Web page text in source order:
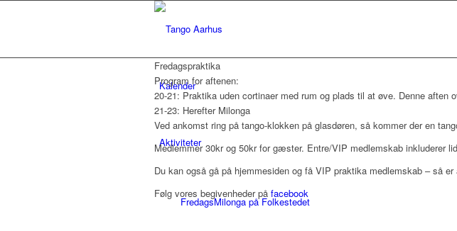
Kalender
Aktiviteter
FredagsMilonga på Folkestedet
Fredagspraktika
Program for aftenen:
20-21: Praktika uden cortinaer med rum og plads til at øve. Denne aften
21-23: Herefter Milonga
Ved ankomst ring på tango-klokken på glasdøren, så kommer der en
Medlemmer 30kr og 50kr for gæster. Entre/VIP medlemskab inkluderer
Du kan også gå på hjemmesiden og få VIP praktika medlemskab – så
Følg vores begivenheder på facebook